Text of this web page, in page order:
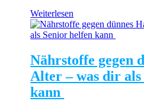
Weiterlesen
Nährstoffe gegen
Alter – was dir
kann